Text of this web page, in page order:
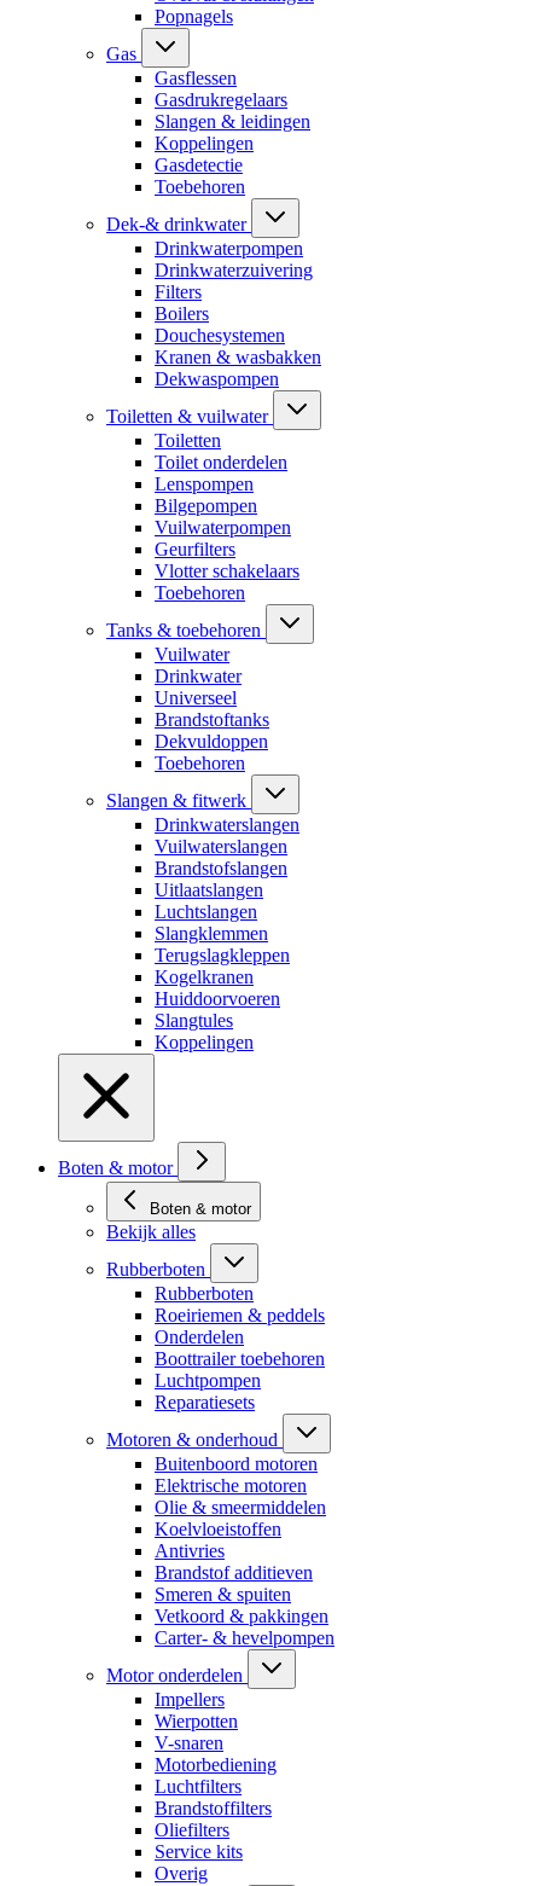
Popnagels
Gas
Gasflessen
Gasdrukregelaars
Slangen & leidingen
Koppelingen
Gasdetectie
Toebehoren
Dek-& drinkwater
Drinkwaterpompen
Drinkwaterzuivering
Filters
Boilers
Douchesystemen
Kranen & wasbakken
Dekwaspompen
Toiletten & vuilwater
Toiletten
Toilet onderdelen
Lenspompen
Bilgepompen
Vuilwaterpompen
Geurfilters
Vlotter schakelaars
Toebehoren
Tanks & toebehoren
Vuilwater
Drinkwater
Universeel
Brandstoftanks
Dekvuldoppen
Toebehoren
Slangen & fitwerk
Drinkwaterslangen
Vuilwaterslangen
Brandstofslangen
Uitlaatslangen
Luchtslangen
Slangklemmen
Terugslagkleppen
Kogelkranen
Huiddoorvoeren
Slangtules
Koppelingen
Boten & motor
Boten & motor
Bekijk alles
Rubberboten
Rubberboten
Roeiriemen & peddels
Onderdelen
Boottrailer toebehoren
Luchtpompen
Reparatiesets
Motoren & onderhoud
Buitenboord motoren
Elektrische motoren
Olie & smeermiddelen
Koelvloeistoffen
Antivries
Brandstof additieven
Smeren & spuiten
Vetkoord & pakkingen
Carter- & hevelpompen
Motor onderdelen
Impellers
Wierpotten
V-snaren
Motorbediening
Luchtfilters
Brandstoffilters
Oliefilters
Service kits
Overig